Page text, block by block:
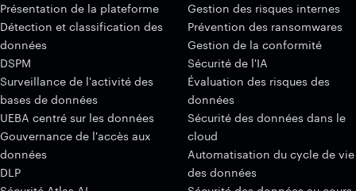
Présentation de la plateforme
Détection et classification des
données
DSPM
Surveillance de l'activité des
bases de données
UEBA centré sur les données
Gouvernance de l'accès aux
données
DLP
Gestion des risques internes
Prévention des ransomwares
Gestion de la conformité
Sécurité de l'IA
Évaluation des risques des
données
Sécurité des données dans le
cloud
Automatisation du cycle de vie
des données